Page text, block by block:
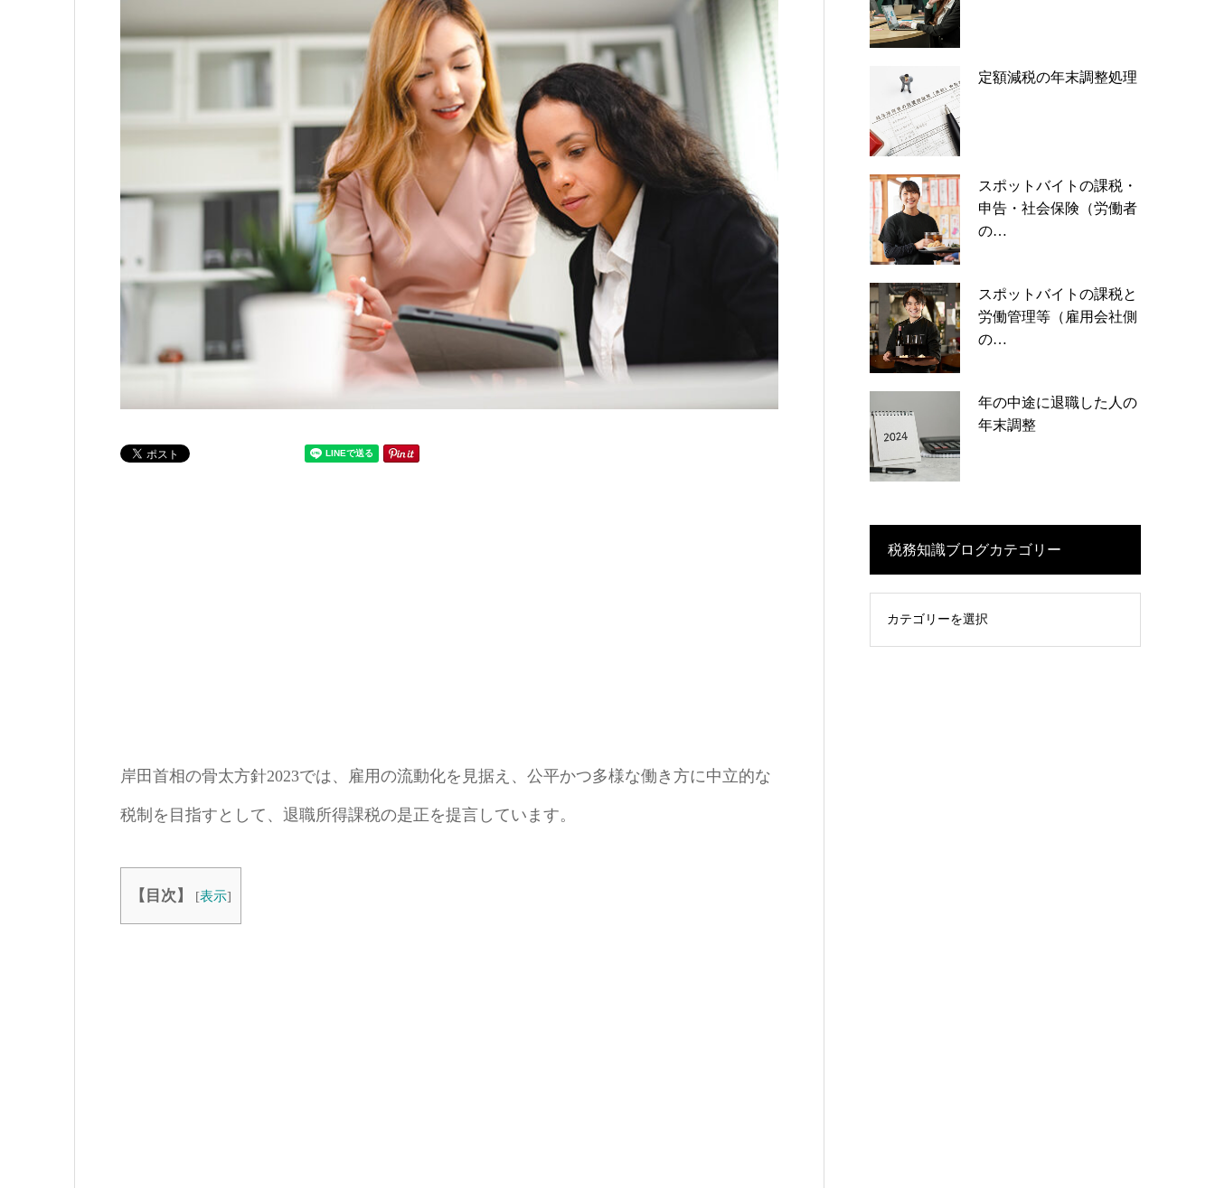
岸田首相の骨太方針2023では、雇用の流動化を見据え、公平かつ多様な働き方に中立的な
税制を目指すとして、退職所得課税の是正を提言しています。
【目次】 [表示]
定額減税の年末調整処理
スポットバイトの課税・
申告・社会保険（労働者
の…
スポットバイトの課税と
労働管理等（雇用会社側
の…
年の中途に退職した人の
年末調整
税務知識ブログカテゴリー